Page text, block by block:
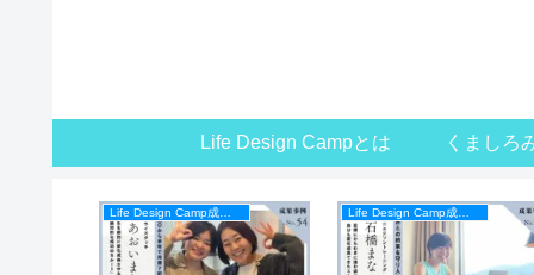
Life Design Campとは くましろ
Life Design Camp成果事例 Life Design Camp成果事例